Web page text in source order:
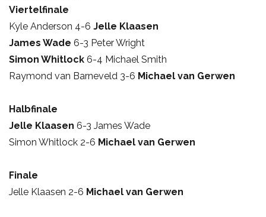
Viertelfinale
Kyle Anderson 4-6 Jelle Klaasen
James Wade 6-3 Peter Wright
Simon Whitlock 6-4 Michael Smith
Raymond van Barneveld 3-6 Michael van Gerwen
Halbfinale
Jelle Klaasen 6-3 James Wade
Simon Whitlock 2-6 Michael van Gerwen
Finale
Jelle Klaasen 2-6 Michael van Gerwen